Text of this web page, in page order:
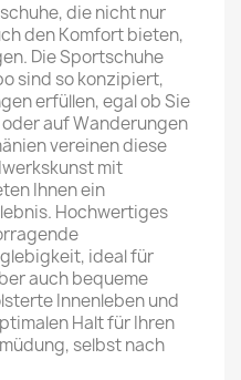
die nicht nur
den Komfort bieten,
Die Sportschuhe
sind so konzipiert,
erfüllen, egal ob Sie
auf Wanderungen
vereinen diese
mit
Ihnen ein
Hochwertiges
ideal für
auch bequeme
Innenleben und
Halt für Ihren
selbst nach